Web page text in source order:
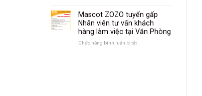
Vấp
ZOZO
tuyển
gấp
Nhân
Mascot ZOZO tuyển gấp
Nhân viên tư vấn khách
hàng làm việc tại Văn Phòng
Chức năng bình luận bị tắt